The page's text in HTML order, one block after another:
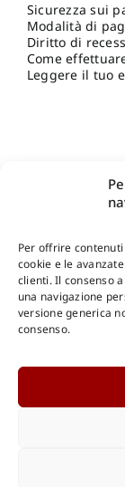
Per offrire
cookie e le
clienti. Il consenso
una navigazione
versione generica
consenso.
Sicurezza sui
Modalità di
Diritto di
Come
Leggere il tuo
Shop Gangemi